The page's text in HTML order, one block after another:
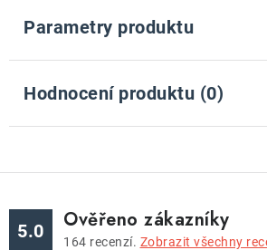
Parametry produktu
Hodnocení produktu (0)
5.0 Ověřeno zákazníky
164 recenzí. Zobrazit všechny